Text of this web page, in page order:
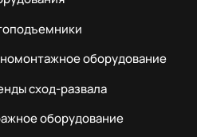
оборудование
сход-развала
оборудование